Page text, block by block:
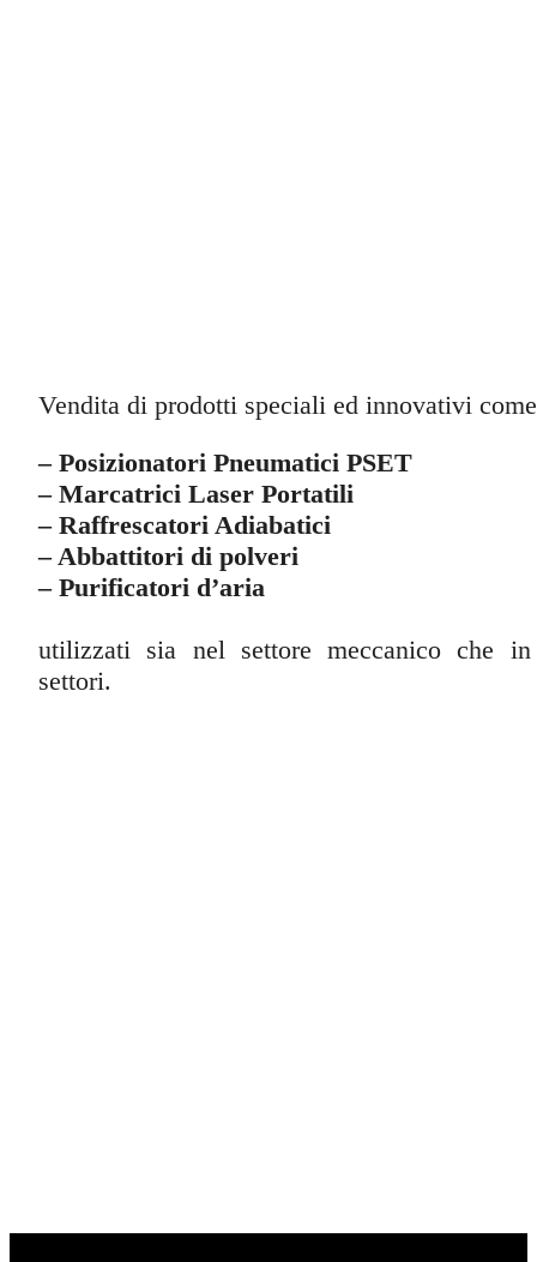
Vendita di prodotti speciali ed innovativi
– Posizionatori Pneumatici PSET
– Marcatrici Laser Portatili
– Raffrescatori Adiabatici
– Abbattitori di polveri
– Purificatori d’aria
utilizzati sia nel settore meccanico che
settori.